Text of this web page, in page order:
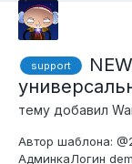
support
тему добавил
Автор шаблона:
АдминкаЛогин